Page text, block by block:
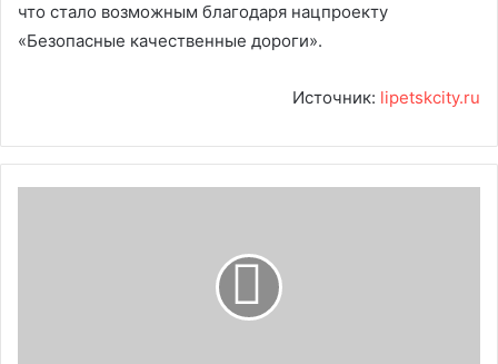
что стало возможным благодаря нацпроекту
«Безопасные качественные дороги».
Источник: lipetskcity.ru